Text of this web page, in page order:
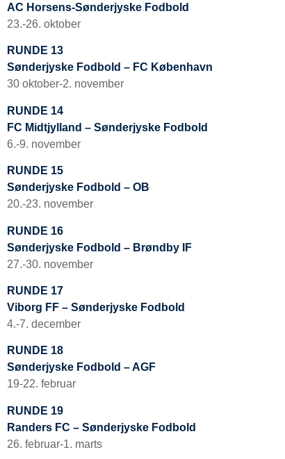
AC Horsens-Sønderjyske Fodbold
23.-26. oktober
RUNDE 13
Sønderjyske Fodbold – FC København
30 oktober-2. november
RUNDE 14
FC Midtjylland – Sønderjyske Fodbold
6.-9. november
RUNDE 15
Sønderjyske Fodbold – OB
20.-23. november
RUNDE 16
Sønderjyske Fodbold – Brøndby IF
27.-30. november
RUNDE 17
Viborg FF – Sønderjyske Fodbold
4.-7. december
RUNDE 18
Sønderjyske Fodbold – AGF
19-22. februar
RUNDE 19
Randers FC – Sønderjyske Fodbold
26. februar-1. marts